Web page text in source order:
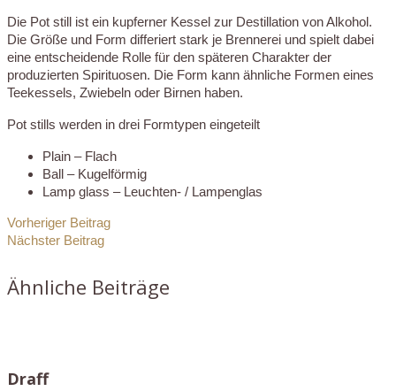
Die Pot still ist ein kupferner Kessel zur Destillation von Alkohol.
Die Größe und Form differiert stark je Brennerei und spielt dabei
eine entscheidende Rolle für den späteren Charakter der
produzierten Spirituosen. Die Form kann ähnliche Formen eines
Teekessels, Zwiebeln oder Birnen haben.
Pot stills werden in drei Formtypen eingeteilt
Plain – Flach
Ball – Kugelförmig
Lamp glass – Leuchten- / Lampenglas
Vorheriger Beitrag
Nächster Beitrag
Ähnliche Beiträge
Draff